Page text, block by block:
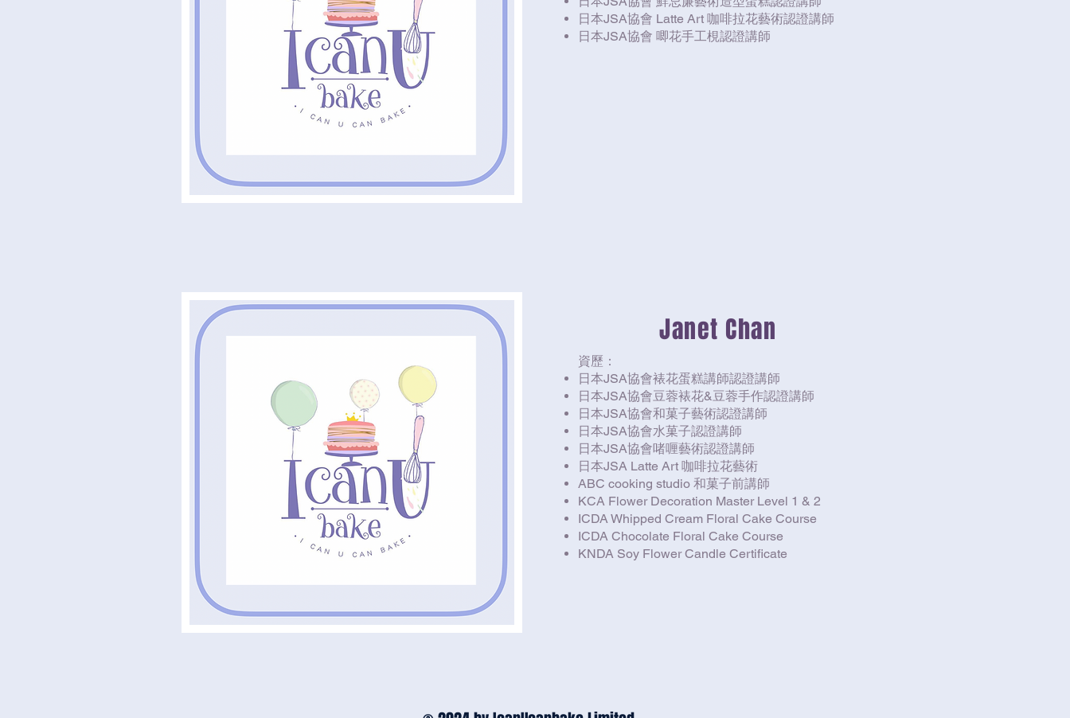
日本JSA協會 Latte Art 咖啡拉花藝術認證講師
日本JSA協會 唧花手工梘認證講師
Janet Chan
資歷：
日本JSA協會裱花蛋糕講師認證講師
日本JSA協會豆蓉裱花&豆蓉手作認證講師
日本JSA協會和菓子藝術認證講師
日本JSA協會水菓子認證講師
日本JSA協會啫喱藝術認證講師
日本JSA Latte Art 咖啡拉花藝術
ABC cooking studio 和菓子前講師
KCA Flower Decoration Master Level 1 & 2
ICDA Whipped Cream Floral Cake Course
ICDA Chocolate Floral Cake Course
KNDA Soy Flower Candle Certificate